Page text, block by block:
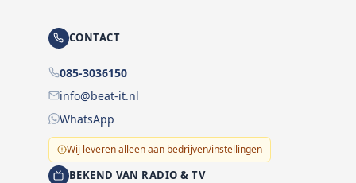
CONTACT
085-3036150
info@beat-it.nl
WhatsApp
Wij leveren alleen aan bedrijven/instellingen
BEKEND VAN RADIO & TV